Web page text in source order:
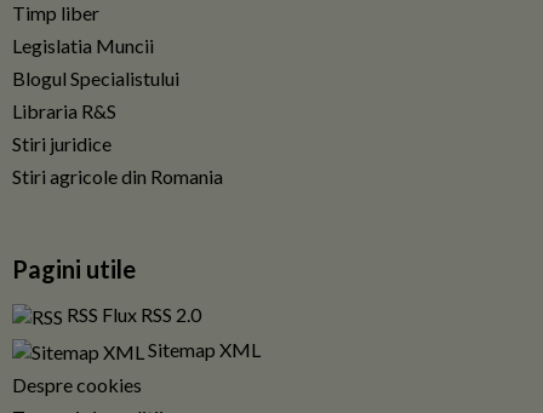
Timp liber
Legislatia Muncii
Blogul Specialistului
Libraria R&S
Stiri juridice
Stiri agricole din Romania
Pagini utile
RSS Flux RSS 2.0
Sitemap XML
Despre cookies